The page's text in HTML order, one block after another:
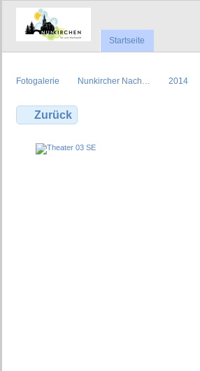
Startseite
Fotogalerie Nunkircher Nach… 2014
Zurück